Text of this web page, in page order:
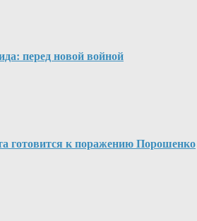
перед новой войной
готовится к поражению Порошенко